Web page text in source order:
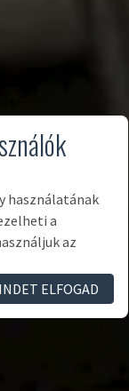
használatának
a
az
ELFOGAD